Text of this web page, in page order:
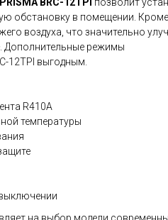
BRC-12TPI позволит
обстановку в помещении.
воздуха, что значительно
Дополнительные режимы
12TPI выгодным.
R410A
температуры